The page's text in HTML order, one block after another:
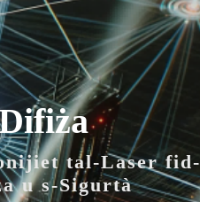
tal-Laser fid-
u s-Sigurtà